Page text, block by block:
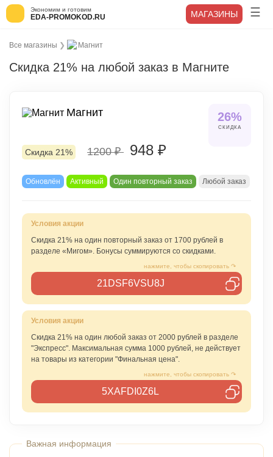
Экономим и готовим
EDA-PROMOKOD.RU МАГАЗИНЫ
Все магазины ❯ Магнит
Скидка 21% на любой заказ в Магните
Магнит 21%
СКИДКА
26%
СКИДКА
Скидка 21% 1200 ₽ 948 ₽
Обновлён Активный Один повторный заказ Любой заказ
Скидка 21% на один повторный заказ от 1700 рублей в
разделе «Мигом». Бонусы суммируются со скидками.
21DSF6VSU8J
Скидка 21% на один любой заказ от 2000 рублей в разделе
"Экспресс". Максимальная сумма 1000 рублей, не действует
на товары из категории "Финальная цена".
5XAFDI0Z6L